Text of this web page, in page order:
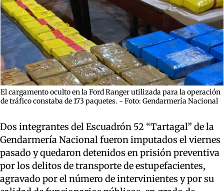
El cargamento oculto en la Ford Ranger utilizada para la operación
de tráfico constaba de 173 paquetes. - Foto: Gendarmería Nacional
Dos integrantes del Escuadrón 52 “Tartagal” de la
Gendarmería Nacional fueron imputados el viernes
pasado y quedaron detenidos en prisión preventiva
por los delitos de transporte de estupefacientes,
agravado por el número de intervinientes y por su